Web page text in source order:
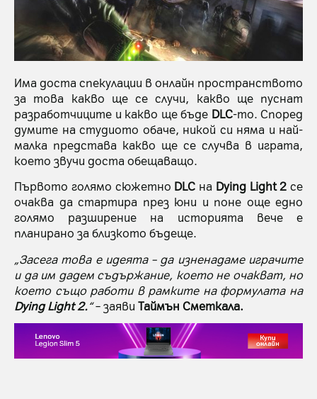
Има доста спекулации в онлайн пространството
за това какво ще се случи, какво ще пуснат
разработчиците и какво ще бъде DLC-то. Според
думите на студиото обаче, никой си няма и най-
малка представа какво ще се случва в играта,
което звучи доста обещаващо.
Първото голямо сюжетно DLC на Dying Light 2 се
очаква да стартира през юни и поне още едно
голямо разширение на историята вече е
планирано за близкото бъдеще.
„Засега това е идеята – да изненадаме играчите
и да им дадем съдържание, което не очакват, но
което също работи в рамките на формулата на
Dying Light 2.“– заяви Таймън Сметкала.